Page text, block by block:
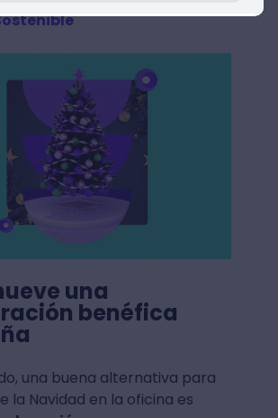
una
benéfica
una buena alternativa para
la Navidad en la oficina es